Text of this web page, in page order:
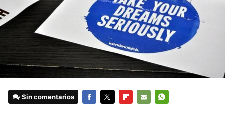
Sin comentarios